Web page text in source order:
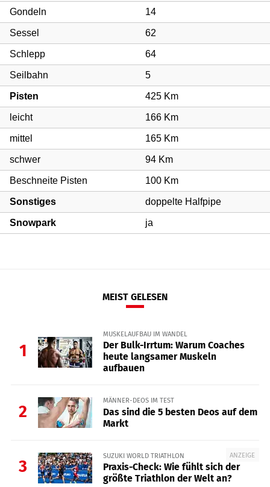
MEIST GELESEN
1
MUSKELAUFBAU IM WANDEL
Der Bulk-Irrtum: Warum Coaches
heute langsamer Muskeln
aufbauen
2
MÄNNER-DEOS IM TEST
Das sind die 5 besten Deos auf dem
Markt
3
ANZEIGE
SUZUKI WORLD TRIATHLON
Praxis-Check: Wie fühlt sich der
größte Triathlon der Welt an?